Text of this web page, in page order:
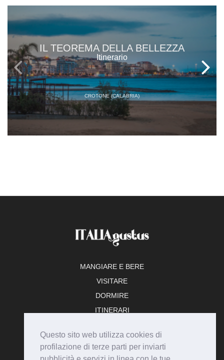
Questo sito web utilizza cookies di
profilazione di terze parti per inviarti
IL TEOREMA DELLA BELLEZZA
Itinerario
CROTONE (CALABRIA)
MANGIARE E BERE
VISITARE
DORMIRE
ITINERARI
ADERISCI